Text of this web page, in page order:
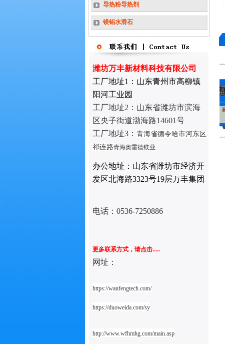
导热粉导热剂
镁铝水滑石
潍坊万丰新材料科技有限公司
工厂地址1：山东青州市高柳镇
阳河工业园
工厂地址2： 山东省潍坊市滨海
区央子街道渤海路14601号
工厂地址3： 青海省德令哈市河东区
祁连路青海奥雷德镁业
办公地址：山东省潍坊市经济开
发区北海路3323号19层万丰集团
电话： 0536-7250886
更多联系方式，请点击.....
网址：
https://wanfengtech.com/
https://duoweida.com/sy
http://www.wfhmhg.com/main.asp
开炼机